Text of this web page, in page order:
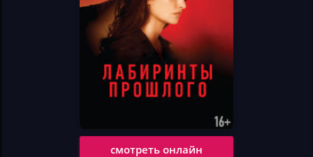
смотреть онлайн